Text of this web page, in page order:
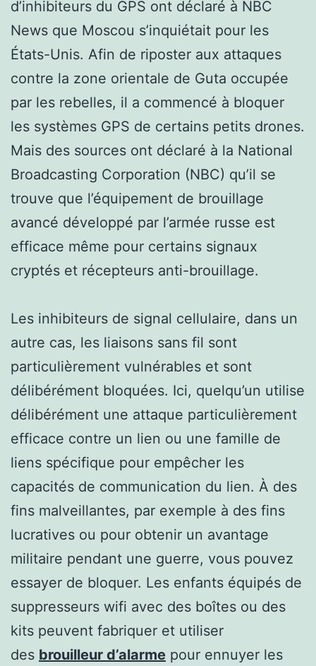
d’inhibiteurs du GPS ont déclaré à NBC
News que Moscou s’inquiétait pour les
États-Unis. Afin de riposter aux attaques
contre la zone orientale de Guta occupée
par les rebelles, il a commencé à bloquer
les systèmes GPS de certains petits drones.
Mais des sources ont déclaré à la National
Broadcasting Corporation (NBC) qu’il se
trouve que l’équipement de brouillage
avancé développé par l’armée russe est
efficace même pour certains signaux
cryptés et récepteurs anti-brouillage.
Les inhibiteurs de signal cellulaire, dans un
autre cas, les liaisons sans fil sont
particulièrement vulnérables et sont
délibérément bloquées. Ici, quelqu’un utilise
délibérément une attaque particulièrement
efficace contre un lien ou une famille de
liens spécifique pour empêcher les
capacités de communication du lien. À des
fins malveillantes, par exemple à des fins
lucratives ou pour obtenir un avantage
militaire pendant une guerre, vous pouvez
essayer de bloquer. Les enfants équipés de
suppresseurs wifi avec des boîtes ou des
kits peuvent fabriquer et utiliser
des brouilleur d’alarme pour ennuyer les